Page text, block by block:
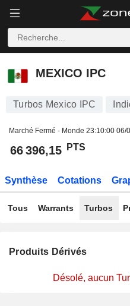
MEXICO IPC
MEXICO IPC
Turbos Mexico IPC
Marché Fermé - Monde 23:10:00 06/
66 396,15 PTS
Synthèse Cotations
Tous Warrants Turbos
Produits Dérivés
Désolé, aucun